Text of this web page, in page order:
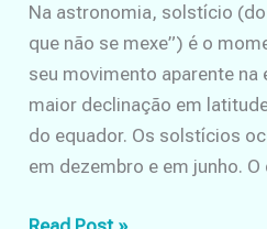
Na astronomia, solstício
que não se mexe”) é o
seu movimento aparente
maior declinação em
do equador. Os solstícios
em dezembro e em junho.
Solstício